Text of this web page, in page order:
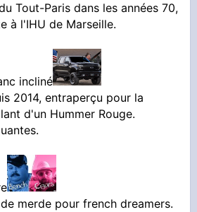
Tout-Paris dans les années 70,
à l'IHU de Marseille.
incliné
2014, entraperçu pour la
d'un Hummer Rouge.
merde pour french dreamers.